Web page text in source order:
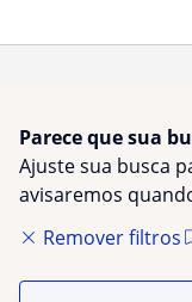
Parece que sua
Ajuste sua busca
avisaremos
Remover filtros